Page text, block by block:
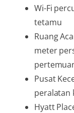
Wi-Fi
tetamu
Ruang
meter
Pusat
peralatan
Hyatt